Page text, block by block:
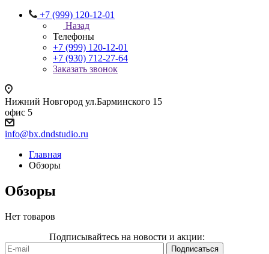
+7 (999) 120-12-01
Назад
Телефоны
+7 (999) 120-12-01
+7 (930) 712-27-64
Заказать звонок
Нижний Новгород ул.Барминского 15
офис 5
info@bx.dndstudio.ru
Главная
Обзоры
Обзоры
Нет товаров
Подписывайтесь на новости и акции: